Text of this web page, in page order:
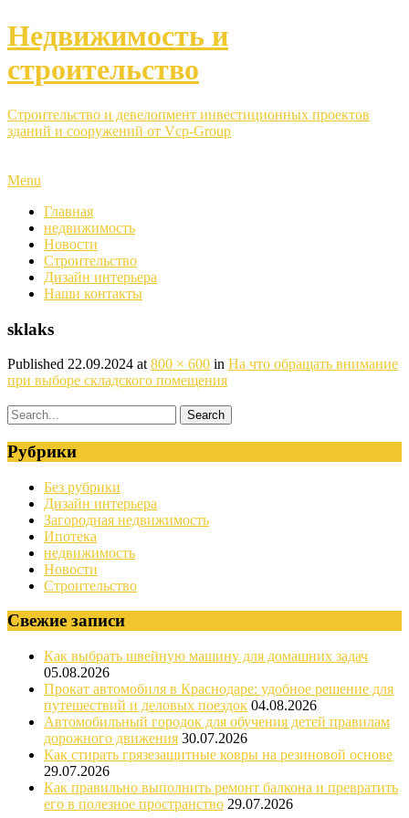
Недвижимость и
строительство
Строительство и девелопмент инвестиционных проектов
зданий и сооружений от Vcp-Group
Menu
Главная
недвижимость
Новости
Строительство
Дизайн интерьера
Наши контакты
sklaks
Published 22.09.2024 at 800 × 600 in На что обращать внимание
при выборе складского помещения
Рубрики
Без рубрики
Дизайн интерьера
Загородная недвижимость
Ипотека
недвижимость
Новости
Строительство
Свежие записи
Как выбрать швейную машину для домашних задач
05.08.2026
Прокат автомобиля в Краснодаре: удобное решение для
путешествий и деловых поездок 04.08.2026
Автомобильный городок для обучения детей правилам
дорожного движения 30.07.2026
Как стирать грязезащитные ковры на резиновой основе
29.07.2026
Как правильно выполнить ремонт балкона и превратить
его в полезное пространство 29.07.2026